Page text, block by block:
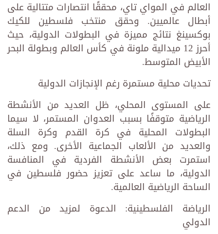
العالم في المواي تاي، محققًا انتصارات متتالية على
أبطال عالميين. وحقق منتخب فلسطين للكيك
بوكسينغ نتائج مميزة في البطولات الدولية، حيث
أحرز 12 ميدالية ملونة في كأس العالم وبطولة البحر
الأبيض المتوسط.
تحديات محلية مستمرة رغم الإنجازات الدولية
على المستوى المحلي، ظل العديد من الأنشطة
الرياضية متوقفًا بسبب العدوان المستمر، لا سيما
البطولات المحلية في كرة القدم وكرة السلة
والعديد من الألعاب الجماعية الأخرى. ومع ذلك،
استمرت بعض الأنشطة الفردية في المنافسة
الدولية، ما ساعد على تعزيز حضور فلسطين في
الساحة الرياضية العالمية.
الرياضة الفلسطينية: الدعوة لمزيد من الدعم
الدولي